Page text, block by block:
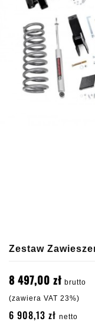
Zestaw
8 497,00 zł brutto
(zawiera VAT 23%)
6 908,13 zł netto